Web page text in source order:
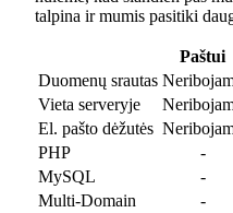
talpina ir mumis pasitiki
Paštui
Duomenų srautas
Vieta serveryje
El. pašto dėžutės
PHP
-
MySQL
-
Multi-Domain
-